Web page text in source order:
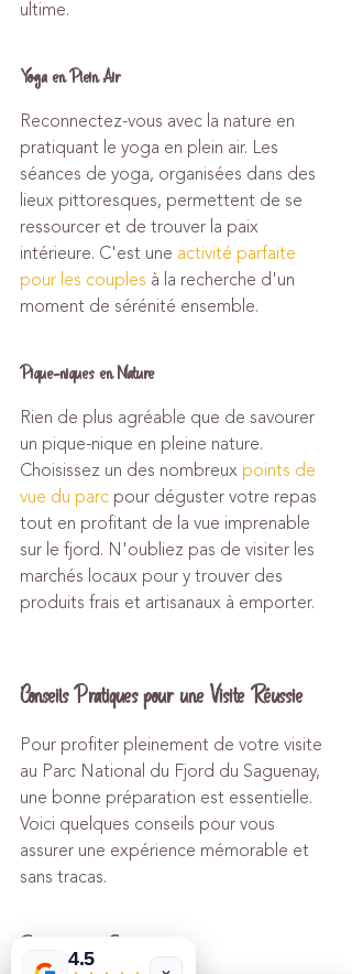
ultime.
Yoga en Plein Air
Reconnectez-vous avec la nature en
pratiquant le yoga en plein air. Les
séances de yoga, organisées dans des
lieux pittoresques, permettent de se
ressourcer et de trouver la paix
intérieure. C'est une activité parfaite
pour les couples à la recherche d'un
moment de sérénité ensemble.
Pique-niques en Nature
Rien de plus agréable que de savourer
un pique-nique en pleine nature.
Choisissez un des nombreux points de
vue du parc pour déguster votre repas
tout en profitant de la vue imprenable
sur le fjord. N'oubliez pas de visiter les
marchés locaux pour y trouver des
produits frais et artisanaux à emporter.
Conseils Pratiques pour une Visite Réussie
Pour profiter pleinement de votre visite
au Parc National du Fjord du Saguenay,
une bonne préparation est essentielle.
Voici quelques conseils pour vous
assurer une expérience mémorable et
sans tracas.
Réservations et Billetterie
4.5